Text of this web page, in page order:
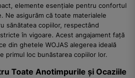
elemente esențiale pentru confortul
Ne asigurăm că toate materialele
sănătatea copiilor, respectând
în vigoare. Acest angajament față
din ghetele WOJAS alegerea ideală
primul loc bunăstarea copiilor lor.
Toate Anotimpurile și Ocaziile